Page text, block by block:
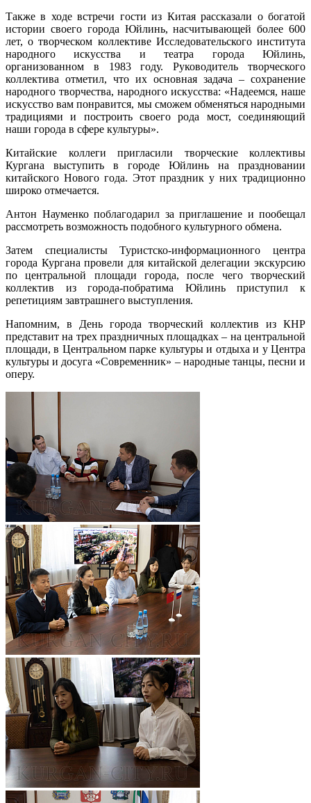
Также в ходе встречи гости из Китая рассказали о богатой
истории своего города Юйлинь, насчитывающей более 600
лет, о творческом коллективе Исследовательского института
народного искусства и театра города Юйлинь,
организованном в 1983 году. Руководитель творческого
коллектива отметил, что их основная задача – сохранение
народного творчества, народного искусства: «Надеемся, наше
искусство вам понравится, мы сможем обменяться народными
традициями и построить своего рода мост, соединяющий
наши города в сфере культуры».
Китайские коллеги пригласили творческие коллективы
Кургана выступить в городе Юйлинь на праздновании
китайского Нового года. Этот праздник у них традиционно
широко отмечается.
Антон Науменко поблагодарил за приглашение и пообещал
рассмотреть возможность подобного культурного обмена.
Затем специалисты Туристско-информационного центра
города Кургана провели для китайской делегации экскурсию
по центральной площади города, после чего творческий
коллектив из города-побратима Юйлинь приступил к
репетициям завтрашнего выступления.
Напомним, в День города творческий коллектив из КНР
представит на трех праздничных площадках – на центральной
площади, в Центральном парке культуры и отдыха и у Центра
культуры и досуга «Современник» – народные танцы, песни и
оперу.